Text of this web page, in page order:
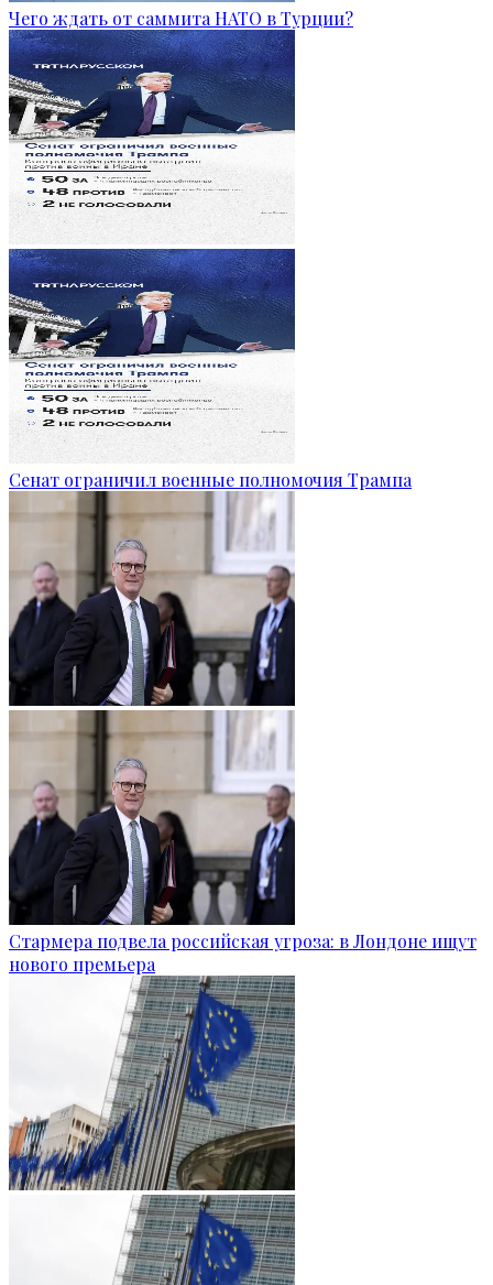
Чего ждать от саммита НАТО в Турции?
Сенат ограничил военные полномочия Трампа
Стармера подвела российская угроза: в Лондоне ищут
нового премьера